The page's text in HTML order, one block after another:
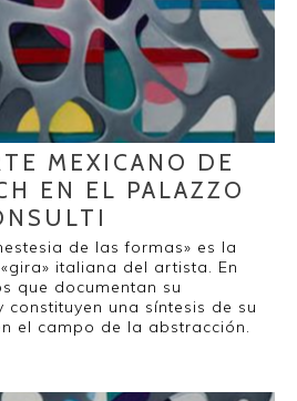
MEXICANO DE
EN EL PALAZZO
de las formas» es la
italiana del artista. En
que documentan su
una síntesis de su
el campo de la abstracción.